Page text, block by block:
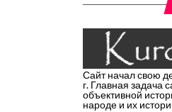
Сайт начал свою
г. Главная задача
объективной
народе и их